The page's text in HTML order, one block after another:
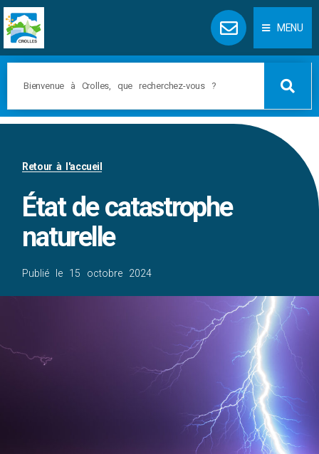
MENU
Retour à l'accueil
État de catastrophe
naturelle
Publié le 15 octobre 2024
Panneau de gestion des cookies